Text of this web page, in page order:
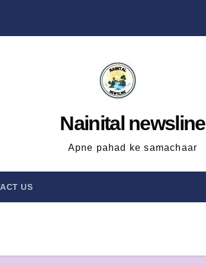
Nainital newsline
Apne pahad ke samachaar
US